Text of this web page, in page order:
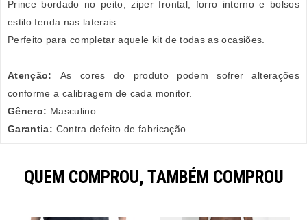
Prince bordado no peito, ziper frontal, forro interno e bolsos
estilo fenda nas laterais.
Perfeito para completar aquele kit de todas as ocasiões.
Atenção:
As cores do produto podem sofrer alterações
conforme a calibragem de cada monitor.
Gênero: Masculino
Garantia: Contra defeito de fabricação.
QUEM COMPROU, TAMBÉM COMPROU